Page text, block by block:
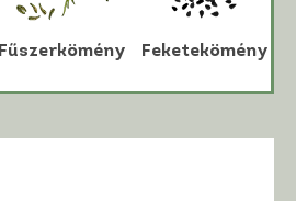
Fűszerkömény Feketekömény